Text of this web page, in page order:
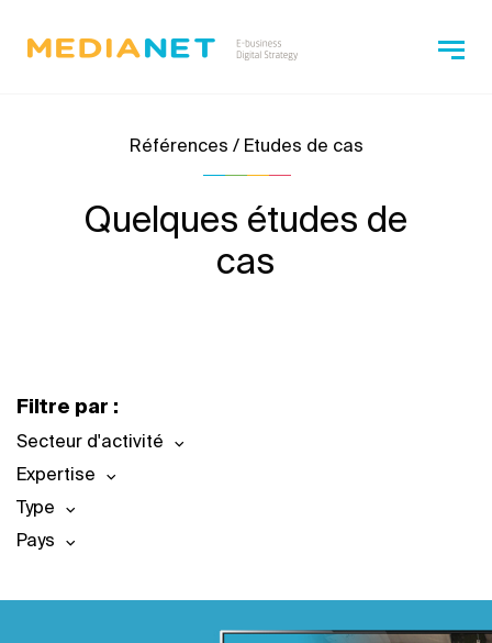
Références / Etudes de cas
Quelques études de
cas
Filtre par :
Secteur d'activité
Expertise
Type
Pays